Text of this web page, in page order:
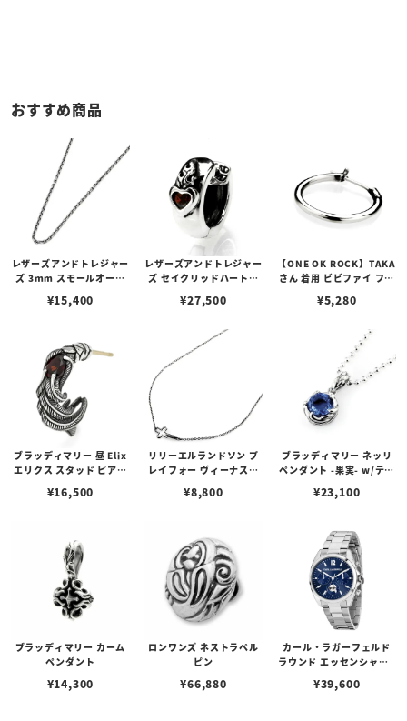
おすすめ商品
レザーズアンドトレジャー
ズ 3mm スモールオーバ
ブスタークラスプ＆LTロ
¥15,400
レザーズアンドトレジャー
ズ セイクリッドハートピ
¥27,500
【ONE OK ROCK】TAKA
さん 着用 ビビファイ フー
¥5,280
ブラッディマリー 昼 Elix
エリクス スタッド ピアス
¥16,500
リリーエルランドソン プ
レイフォー ヴィーナスチ
¥8,800
ブラッディマリー ネッリ
ペンダント -果実- w/ティ
¥23,100
ブラッディマリー カーム
ペンダント
¥14,300
ロンワンズ ネストラペル
ピン
¥66,880
カール・ラガーフェルド
ラウンド エッセンシャル -
イコン ダイヤル シルバー
¥39,600